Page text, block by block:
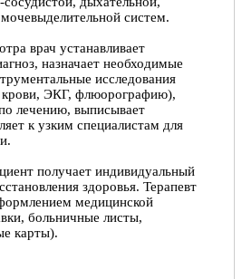
Минимум лекарств, максимум
доброжелательное отношение,
грамотный специалист.
врачу,остался довольным, всё
очень компетентный
систем.
врач устанавливает
назначает необходимые
исследования
крови, ЭКГ, флюорографию),
лечению, выписывает
к узким специалистам для
получает индивидуальный
здоровья. Терапевт
медицинской
больничные листы,
карты).